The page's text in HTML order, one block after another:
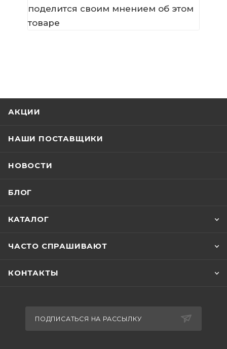
поделится своим мнением об этом
товаре
АКЦИИ
НАШИ ПОСТАВЩИКИ
НОВОСТИ
БЛОГ
КАТАЛОГ
ЧАСТО СПРАШИВАЮТ
КОНТАКТЫ
ПОДПИСАТЬСЯ НА РАССЫЛКУ